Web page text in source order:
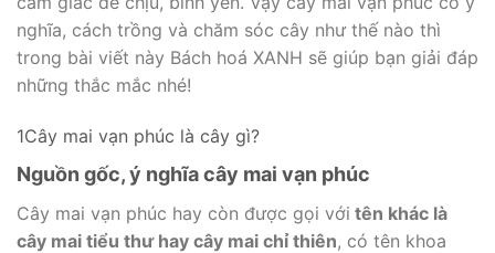
nghĩa, cách trồng và chăm sóc cây như thế nào thì
trong bài viết này Bách hoá XANH sẽ giúp bạn giải đáp
những thắc mắc nhé!
1Cây mai vạn phúc là cây gì?
Nguồn gốc, ý nghĩa cây mai vạn phúc
Cây mai vạn phúc hay còn được gọi với tên khác là
cây mai tiểu thư hay cây mai chỉ thiên, có tên khoa